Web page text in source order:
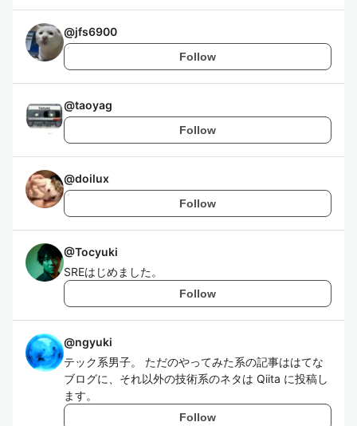
@jfs6900
Follow
@taoyag
Follow
@doilux
Follow
@Tocyuki
SREはじめました。
Follow
@ngyuki
テック系男子。 ただのやってみた系の記事ははてな
ブログに、それ以外の技術系のネタは Qiita に投稿し
ます。
Follow